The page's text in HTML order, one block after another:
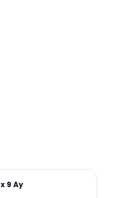
x 9 Ay